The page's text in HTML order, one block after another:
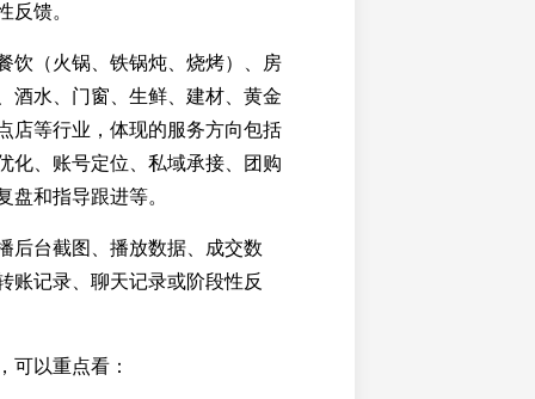
反馈。
饮（火锅、铁锅炖、烧烤）、房
酒水、门窗、生鲜、建材、黄金
店等行业，体现的服务方向包括
化、账号定位、私域承接、团购
盘和指导跟进等。
后台截图、播放数据、成交数
账记录、聊天记录或阶段性反
可以重点看：